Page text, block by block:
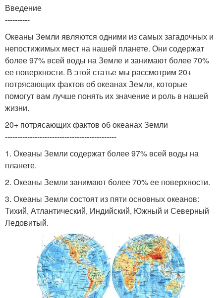
Введение
----------
Океаны Земли являются одними из самых загадочных и
непостижимых мест на нашей планете. Они содержат
более 97% всей воды на Земле и занимают более 70%
ее поверхности. В этой статье мы рассмотрим 20+
потрясающих фактов об океанах Земли, которые
помогут вам лучше понять их значение и роль в нашей
жизни.
20+ потрясающих фактов об океанах Земли
---------------------------------------------
1. Океаны Земли содержат более 97% всей воды на
планете.
2. Океаны Земли занимают более 70% ее поверхности.
3. Океаны Земли состоят из пяти основных океанов:
Тихий, Атлантический, Индийский, Южный и Северный
Ледовитый.